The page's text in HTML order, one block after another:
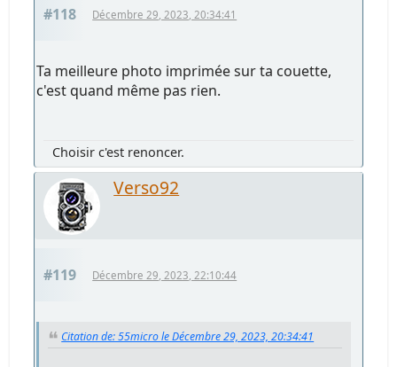
#118 Décembre 29, 2023, 20:34:41
Ta meilleure photo imprimée sur ta couette,
c'est quand même pas rien.
Choisir c'est renoncer.
Verso92
#119 Décembre 29, 2023, 22:10:44
Citation de: 55micro le Décembre 29, 2023, 20:34:41